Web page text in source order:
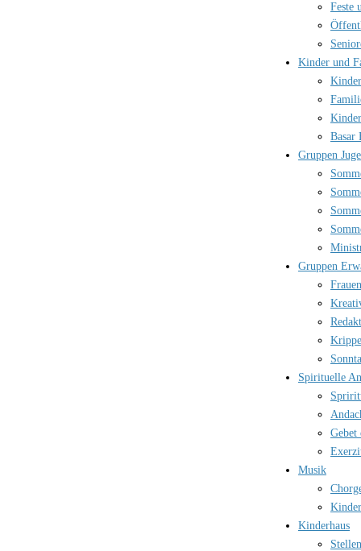
Feste
Kinder und
Basar
Gruppen
Gruppen
Spirituelle
Musik
Kinderhaus